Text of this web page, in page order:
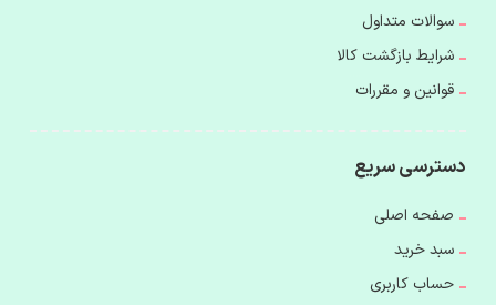
سوالات متداول
شرایط بازگشت کالا
قوانین و مقررات
دسترسی سریع
صفحه اصلی
سبد خرید
حساب کاربری